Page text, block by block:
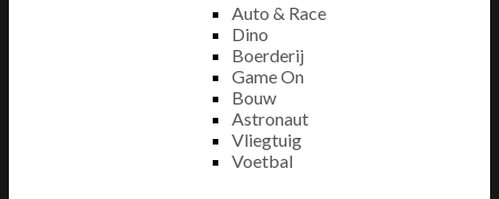
Auto & Race
Dino
Boerderij
Game On
Bouw
Astronaut
Vliegtuig
Voetbal